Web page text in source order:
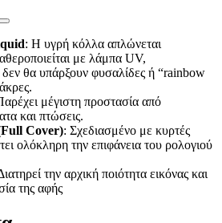
: Η υγρή κόλλα απλώνεται
με λάμπα UV,
δεν θα υπάρξουν φυσαλίδες ή “rainbow
μέγιστη προστασία από
και πτώσεις.
Cover): Σχεδιασμένο με κυρτές
ολόκληρη την επιφάνεια του ρολογιού
την αρχική ποιότητα εικόνας και
της αφής